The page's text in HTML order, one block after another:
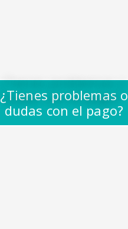
¿Tienes problemas o
dudas con el pago?